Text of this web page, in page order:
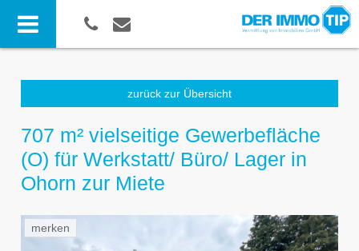
zurück zur Übersicht
707 m² vielseitige Gewerbefläche
(O) für Werkstatt/ Büro/ Lager in
Ohorn zur Miete
merken